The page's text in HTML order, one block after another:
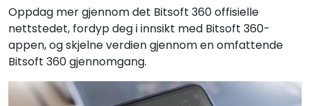
Oppdag mer gjennom det Bitsoft 360 offisielle
nettstedet, fordyp deg i innsikt med Bitsoft 360-
appen, og skjelne verdien gjennom en omfattende
Bitsoft 360 gjennomgang.